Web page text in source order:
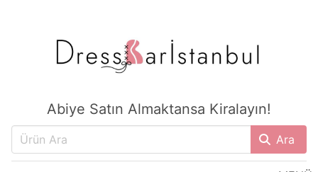
Abiye Satın Almaktansa Kiralayın!
Ara